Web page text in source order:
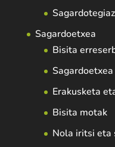
Sagardoetxea
Bisita
Erakusketa
Bisita motak
Nola iritsi eta